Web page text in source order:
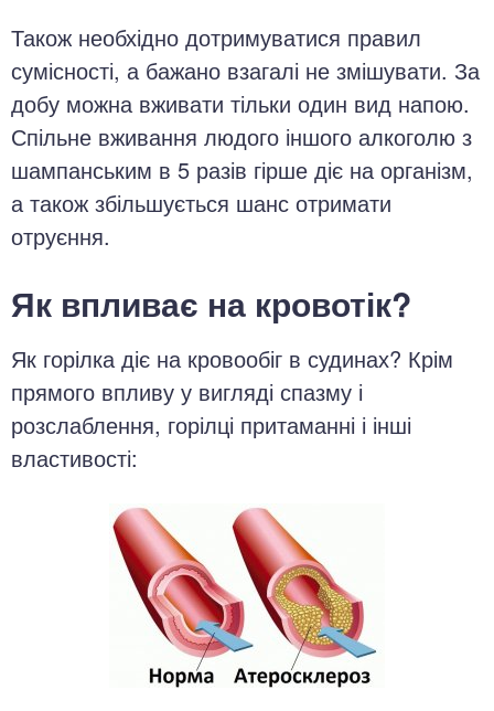
Також необхідно дотримуватися правил
сумісності, а бажано взагалі не змішувати. За
добу можна вживати тільки один вид напою.
Спільне вживання людого іншого алкоголю з
шампанським в 5 разів гірше діє на організм,
а також збільшується шанс отримати
отруєння.
Як впливає на кровотік?
Як горілка діє на кровообіг в судинах? Крім
прямого впливу у вигляді спазму і
розслаблення, горілці притаманні і інші
властивості: